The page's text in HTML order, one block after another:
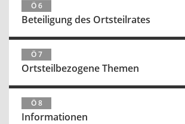
Ö 6
Beteiligung des Ortsteilrates
Ö 7
Ortsteilbezogene Themen
Ö 8
Informationen